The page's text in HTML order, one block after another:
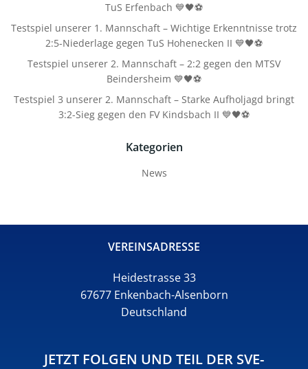
TuS Erfenbach 💙🖤⚽
Testspiel unserer 1. Mannschaft – Wichtige Erkenntnisse trotz
2:5-Niederlage gegen TuS Hohenecken II 💙🖤⚽
Testspiel unserer 2. Mannschaft – 2:2 gegen den MTSV
Beindersheim 💙🖤⚽
Testspiel 3 unserer 2. Mannschaft – Starke Aufholjagd bringt
3:2-Sieg gegen den FV Kindsbach II 💙🖤⚽
Kategorien
News
VEREINSADRESSE
Heidestrasse 33
67677 Enkenbach-Alsenborn
Deutschland
JETZT FOLGEN UND TEIL DER SVE-